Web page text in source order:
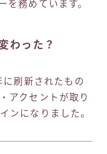
を務めています。
わった？
刷新されたもの
アクセントが取り
ンになりました。